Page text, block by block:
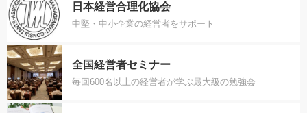
日本経営合理化協会
中堅・中小企業の経営者をサポート
全国経営者セミナー
毎回600名以上の経営者が学ぶ最大級の勉強会